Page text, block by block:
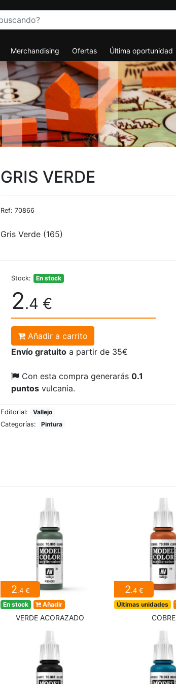
Merchandising Ofertas Última oportunidad
GRIS VERDE
Ref: 70866
Gris Verde (165)
Stock: En stock
2.4 €
Añadir a carrito
Envío gratuito a partir de 35€
Con esta compra generarás 0.1
puntos vulcania.
Editorial:
Vallejo
Categorías:
Pintura
2.4 €
En stock Añadir
VERDE ACORAZADO
2.4 €
Últimas unidades
COBRE